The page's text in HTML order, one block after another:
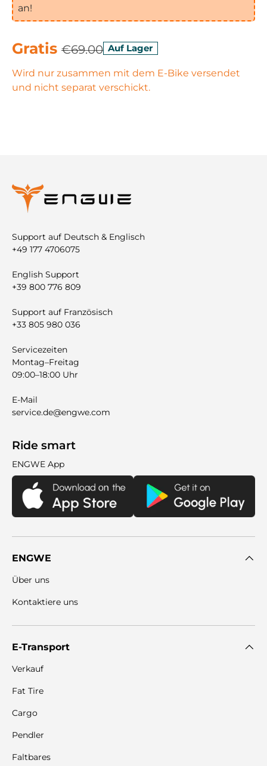
an!
Gratis €69.00 Auf Lager
Wird nur zusammen mit dem E-Bike versendet
und nicht separat verschickt.
Support auf Deutsch & Englisch
+49 177 4706075
English Support
+39 800 776 809
Support auf Französisch
+33 805 980 036
Servicezeiten
Montag–Freitag
09:00–18:00 Uhr
E-Mail
service.de@engwe.com
Ride smart
ENGWE App
ENGWE
Über uns
Kontaktiere uns
E-Transport
Verkauf
Fat Tire
Cargo
Pendler
Faltbares